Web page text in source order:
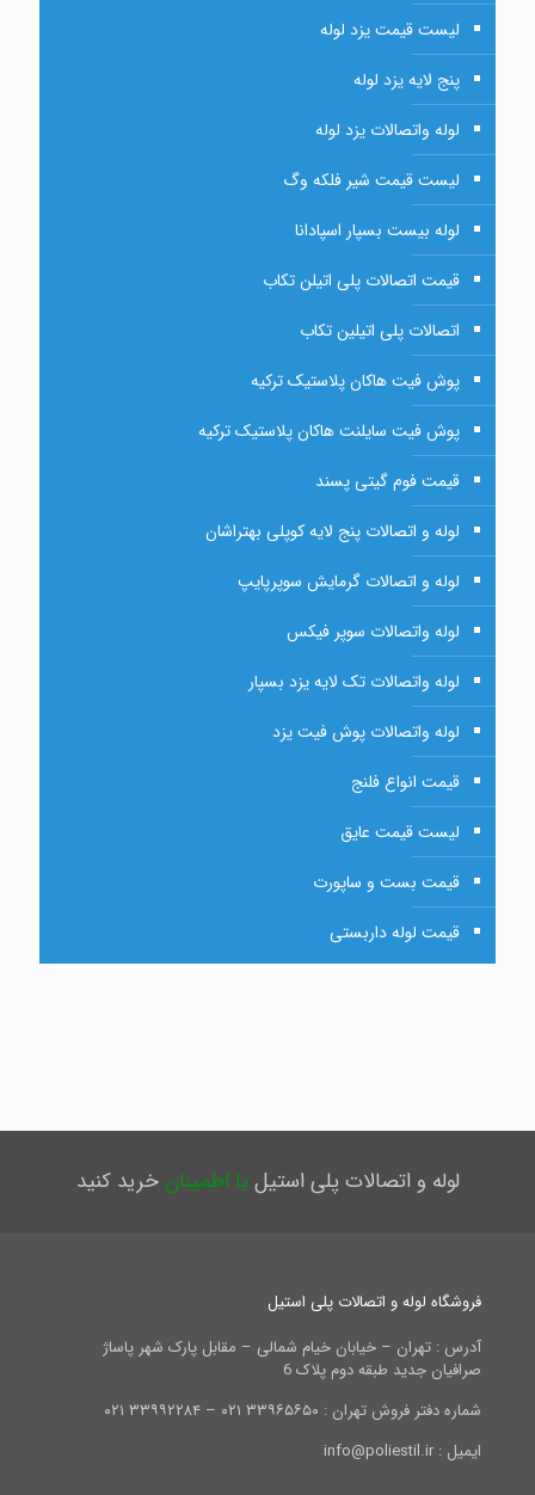
لیست قیمت یزد لوله
پنج لایه یزد لوله
لوله واتصالات یزد لوله
لیست قیمت شیر فلکه وگ
لوله بیست بسپار اسپادانا
قیمت اتصالات پلی اتیلن تکاب
اتصالات پلی اتیلین تکاب
پوش فیت هاکان پلاستیک ترکیه
پوش فیت سایلنت هاکان پلاستیک ترکیه
قیمت فوم گیتی پسند
لوله و اتصالات پنج لایه کوپلی بهتراشان
لوله و اتصالات گرمایش سوپرپایپ
لوله واتصالات سوپر فیکس
لوله واتصالات تک لایه یزد بسپار
لوله واتصالات پوش فیت یزد
قیمت انواع فلنج
لیست قیمت عایق
قیمت بست و ساپورت
قیمت لوله داربستی
لوله و اتصالات پلی استیل با اطمینانخرید کنید
فروشگاه لوله و اتصالات پلی استیل
آدرس : تهران – خیابان خیام شمالی – مقابل پارک شهر پاساژ
صرافیان جدید طبقه دوم پلاک 6
شماره دفتر فروش تهران : ۳۳۹۶۵۶۵۰ ۰۲۱ – ۳۳۹۹۲۲۸۴ ۰۲۱
ایمیل : info@poliestil.ir